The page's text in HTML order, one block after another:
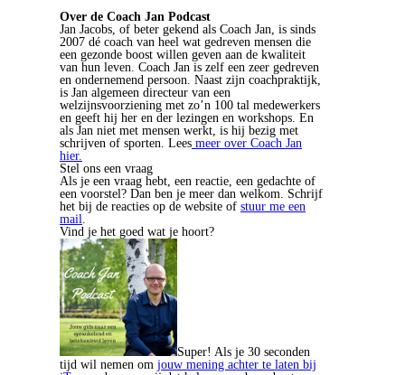
Over de Coach Jan Podcast
Jan Jacobs, of beter gekend als Coach Jan, is sinds
2007 dé coach van heel wat gedreven mensen die
een gezonde boost willen geven aan de kwaliteit
van hun leven. Coach Jan is zelf een zeer gedreven
en ondernemend persoon. Naast zijn coachpraktijk,
is Jan algemeen directeur van een
welzijnsvoorziening met zo’n 100 tal medewerkers
en geeft hij her en der lezingen en workshops. En
als Jan niet met mensen werkt, is hij bezig met
schrijven of sporten. Lees meer over Coach Jan
hier.
Stel ons een vraag
Als je een vraag hebt, een reactie, een gedachte of
een voorstel? Dan ben je meer dan welkom. Schrijf
het bij de reacties op de website of stuur me een
mail.
Vind je het goed wat je hoort?
Super! Als je 30 seconden
tijd wil nemen om jouw mening achter te laten bij